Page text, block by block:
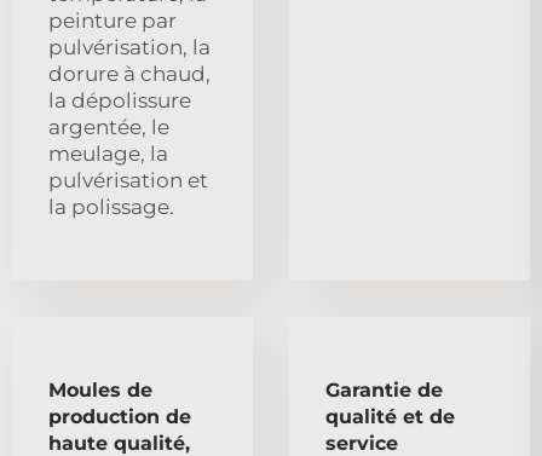
peinture par
pulvérisation, la
dorure à chaud,
la dépolissure
argentée, le
meulage, la
pulvérisation et
la polissage.
Moules de
production de
haute qualité,
Garantie de
qualité et de
service